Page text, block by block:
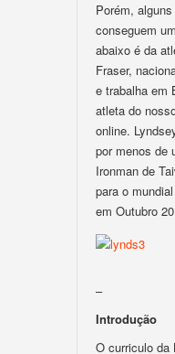
Porém,
conseguem
abaixo é da
Fraser,
e trabalha em
atleta do
online.
por menos de
Ironman de
para o
em Outubro
–
Introdução
O curriculo da